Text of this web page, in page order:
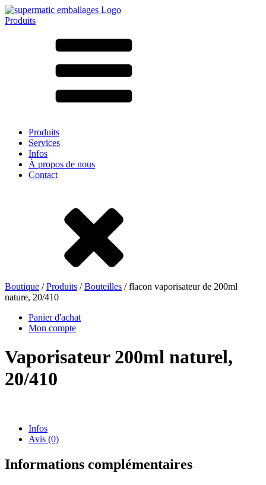
Produits
LD-PE
Sachets et bag-in-box
Produits chimiques(267)
Boîtes(73)
Produits
Services
Infos
À propos de nous
Contact
Boutique /Produits /Bouteilles / flacon vaporisateur de 200ml
nature, 20/410
Panier d'achat
Mon compte
Vaporisateur 200ml naturel,
20/410
Infos
Avis (0)
Informations complémentaires